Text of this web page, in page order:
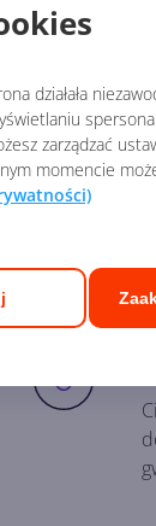
działała
zarządzać
momencie